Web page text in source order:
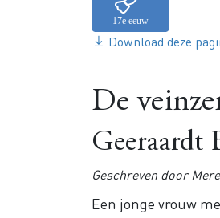
Download deze
De
Geeraardt
Geschreven door
Een jonge vrouw